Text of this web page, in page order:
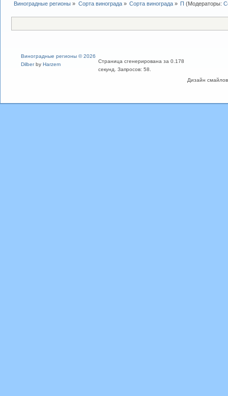
Виноградные регионы » Сорта винограда» Сорта винограда» П (Модераторы:
Дизайн
Виноградные регионы © 2026
Dilberby Harzem
Страница сгенерирована за 0.178
секунд. Запросов: 58.